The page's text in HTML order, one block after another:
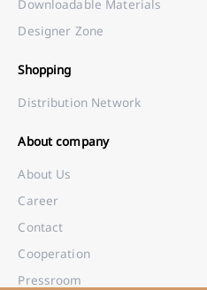
Downloadable Materials
Designer Zone
Shopping
Distribution Network
About company
About Us
Career
Contact
Cooperation
Pressroom